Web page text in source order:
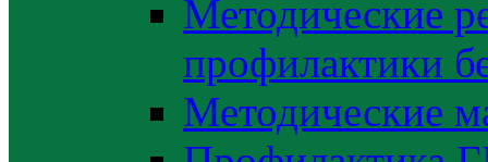
Методические
профилактики
Методические